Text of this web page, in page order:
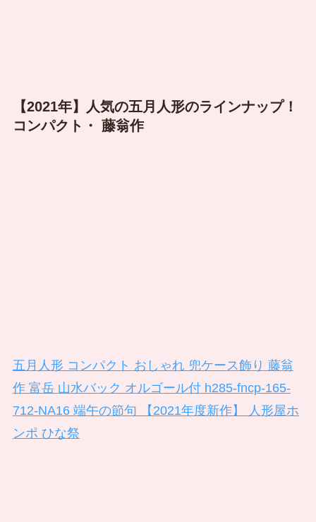
【2021年】人気の五月人形のラインナップ！
コンパクト・ 藤翁作
五月人形 コンパクト おしゃれ 兜ケース飾り 藤翁
作 富岳 山水バック オルゴール付 h285-fncp-165-
712-NA16 端午の節句 【2021年度新作】 人形屋ホ
ンポ ひな祭